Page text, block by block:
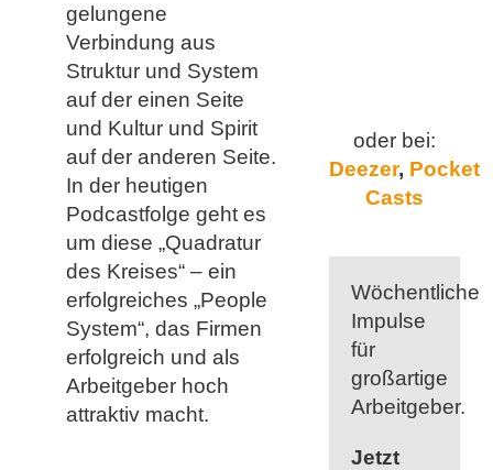
gelungene
Verbindung aus
Struktur und System
auf der einen Seite
und Kultur und Spirit
auf der anderen Seite.
In der heutigen
Podcastfolge geht es
um diese „Quadratur
des Kreises“ – ein
erfolgreiches „People
System“, das Firmen
erfolgreich und als
Arbeitgeber hoch
attraktiv macht.
oder bei:
Deezer, Pocket
Casts
Wöchentliche
Impulse
für
großartige
Arbeitgeber.
Jetzt